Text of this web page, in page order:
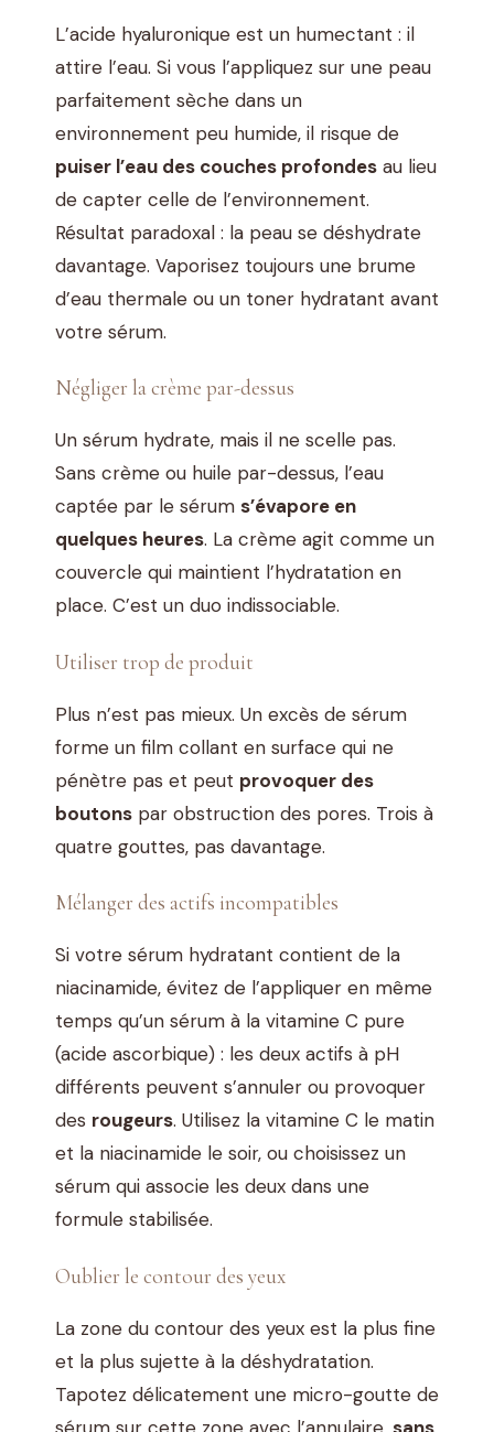
L’acide hyaluronique est un humectant : il
attire l’eau. Si vous l’appliquez sur une peau
parfaitement sèche dans un
environnement peu humide, il risque de
puiser l’eau des couches profondes au lieu
de capter celle de l’environnement.
Résultat paradoxal : la peau se déshydrate
davantage. Vaporisez toujours une brume
d’eau thermale ou un toner hydratant avant
votre sérum.
Négliger la crème par-dessus
Un sérum hydrate, mais il ne scelle pas.
Sans crème ou huile par-dessus, l’eau
captée par le sérum s’évapore en
quelques heures. La crème agit comme un
couvercle qui maintient l’hydratation en
place. C’est un duo indissociable.
Utiliser trop de produit
Plus n’est pas mieux. Un excès de sérum
forme un film collant en surface qui ne
pénètre pas et peut provoquer des
boutons par obstruction des pores. Trois à
quatre gouttes, pas davantage.
Mélanger des actifs incompatibles
Si votre sérum hydratant contient de la
niacinamide, évitez de l’appliquer en même
temps qu’un sérum à la vitamine C pure
(acide ascorbique) : les deux actifs à pH
différents peuvent s’annuler ou provoquer
des rougeurs. Utilisez la vitamine C le matin
et la niacinamide le soir, ou choisissez un
sérum qui associe les deux dans une
formule stabilisée.
Oublier le contour des yeux
La zone du contour des yeux est la plus fine
et la plus sujette à la déshydratation.
Tapotez délicatement une micro-goutte de